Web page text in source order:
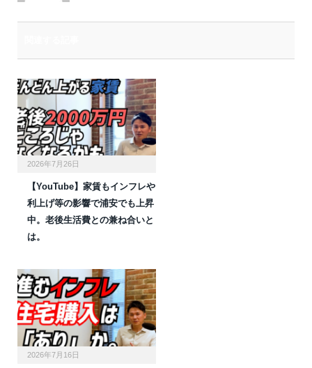
2026年7月26日
【YouTube】家賃もインフレや
利上げ等の影響で浦安でも上昇
中。老後生活費との兼ね合いと
は。
2026年7月16日